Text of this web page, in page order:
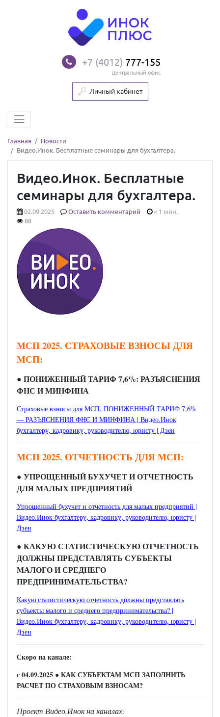
+7 (4012) 777-155
Центральный офис
Личный кабинет
Главная
Новости
Видео.Инок. Бесплатные семинары для бухгалтера.
Видео.Инок. Бесплатные
семинары для бухгалтера.
02.09.2025 Оставить комментарий
< 1 мин.
88
МСП 2025. СТРАХОВЫЕ ВЗНОСЫ ДЛЯ
МСП:
● ПОНИЖЕННЫЙ ТАРИФ 7,6%: РАЗЪЯСНЕНИЯ
ФНС И МИНФИНА
Страховые взносы для МСП. ПОНИЖЕННЫЙ ТАРИФ 7,6%
— РАЗЪЯСНЕНИЯ ФНС И МИНФИНА | Видео.Инок
бухгалтеру, кадровику, руководителю, юристу | Дзен
МСП 2025. ОТЧЕТНОСТЬ ДЛЯ МСП:
● УПРОЩЕННЫЙ БУХУЧЕТ И ОТЧЕТНОСТЬ
ДЛЯ МАЛЫХ ПРЕДПРИЯТИЙ
Упрощенный бухучет и отчетность для малых предприятий |
Видео.Инок бухгалтеру, кадровику, руководителю, юристу |
Дзен
● КАКУЮ СТАТИСТИЧЕСКУЮ ОТЧЕТНОСТЬ
ДОЛЖНЫ ПРЕДСТАВЛЯТЬ СУБЪЕКТЫ
МАЛОГО И СРЕДНЕГО
ПРЕДПРИНИМАТЕЛЬСТВА?
Какую статистическую отчетность должны представлять
субъекты малого и среднего предпринимательства? |
Видео.Инок бухгалтеру, кадровику, руководителю, юристу |
Дзен
Скоро на канале:
с 04.09.2025 ● КАК СУБЪЕКТАМ МСП ЗАПОЛНИТЬ
РАСЧЕТ ПО СТРАХОВЫМ ВЗНОСАМ?
Проект Видео.Инок на каналах: